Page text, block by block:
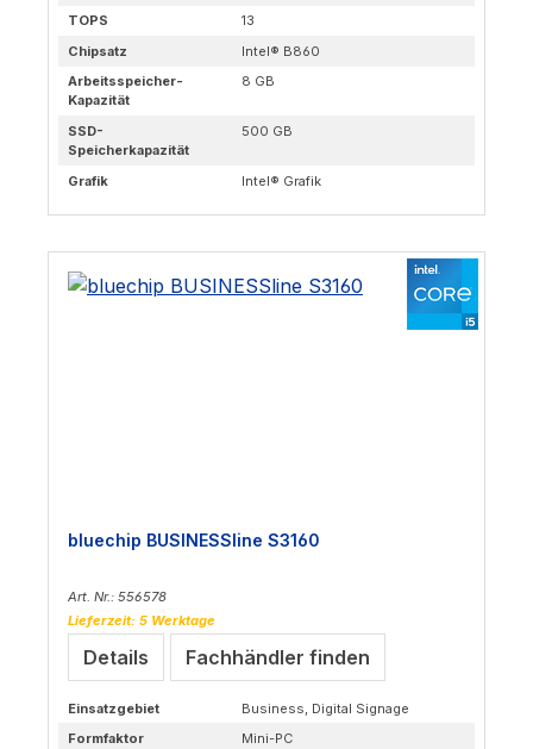
TOPS
13
Chipsatz
Intel® B860
Arbeitsspeicher-
Kapazität
8 GB
SSD-
Speicherkapazität
500 GB
Grafik Intel® Grafik
bluechip BUSINESSline S3160
Art. Nr.: 556578
Lieferzeit: 5 Werktage
Details Fachhändler finden
Einsatzgebiet
Business, Digital Signage
Formfaktor
Mini-PC